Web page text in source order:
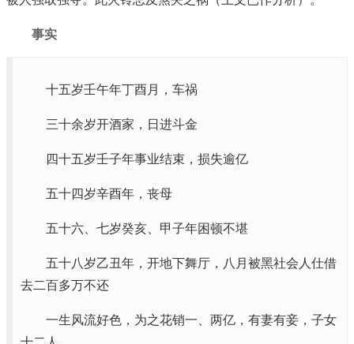
事实
十五岁壬午年丁酉月，车祸
三十余岁开酒家，日进斗金
四十五岁壬子年事业结束，损失逾亿
五十四岁辛酉年，丧母
五十六、七岁癸亥、甲子年困顿不堪
五十八岁乙丑年，开地下舞厅，八月被黑社会人仕借
去二百多万不还
一生风流好色，为之花销一、两亿，有妻有妾，子女